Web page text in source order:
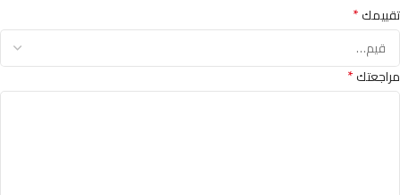
تقييمك*
مراجعتك*